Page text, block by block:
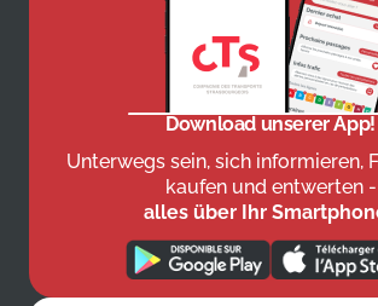
Download unserer App!
Unterwegs sein, sich informieren,
kaufen und entwerten -
alles über Ihr